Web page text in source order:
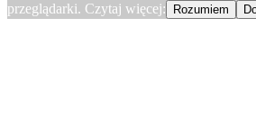
przeglądarki. Czytaj więcej:
Rozumiem